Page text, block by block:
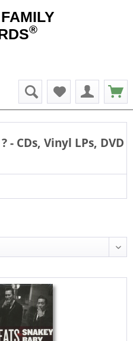
®
? - CDs, Vinyl LPs, DVD